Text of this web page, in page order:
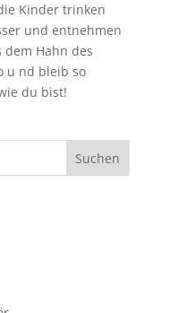
Kinder trinken
und entnehmen
Hahn des
u nd bleib so
du bist!